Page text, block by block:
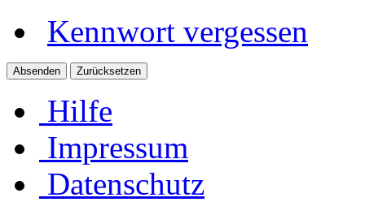
Kennwort vergessen
Hilfe
Impressum
Datenschutz